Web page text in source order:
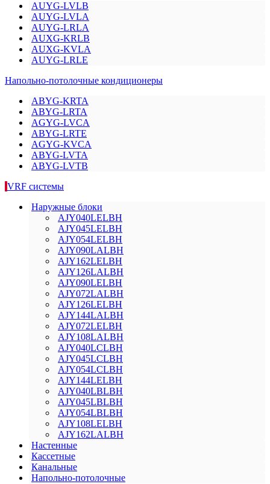
AUYG-LVLB
AUYG-LVLA
AUYG-LRLA
AUXG-KRLB
AUXG-KVLA
AUYG-LRLE
Напольно-потолочные кондиционеры
ABYG-KRTA
ABYG-LRTA
AGYG-LVCA
ABYG-LRTE
AGYG-KVCA
ABYG-LVTA
ABYG-LVTB
VRF системы
Наружные блоки
AJY040LELBH
AJY045LELBH
AJY054LELBH
AJY090LALBH
AJY162LELBH
AJY126LALBH
AJY090LELBH
AJY072LALBH
AJY126LELBH
AJY144LALBH
AJY072LELBH
AJY108LALBH
AJY040LCLBH
AJY045LCLBH
AJY054LCLBH
AJY144LELBH
AJY040LBLBH
AJY045LBLBH
AJY054LBLBH
AJY108LELBH
AJY162LALBH
Настенные
Кассетные
Канальные
Напольно-потолочные